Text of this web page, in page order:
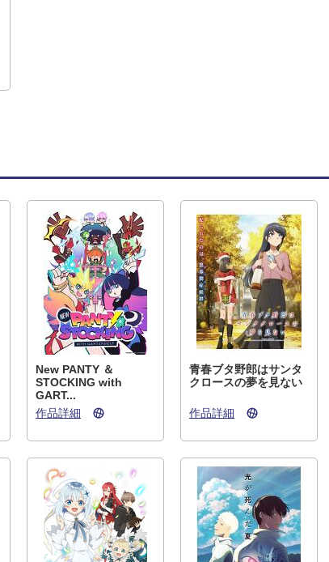
New PANTY ＆
STOCKING with
GART...
作品詳細
青春ブタ野郎はサンタ
クロースの夢を見ない
作品詳細